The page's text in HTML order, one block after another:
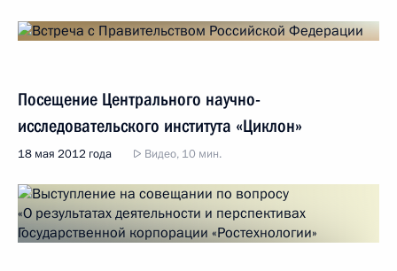
Посещение Центрального научно-
исследовательского института «Циклон»
18 мая 2012 года Видео, 10 мин.